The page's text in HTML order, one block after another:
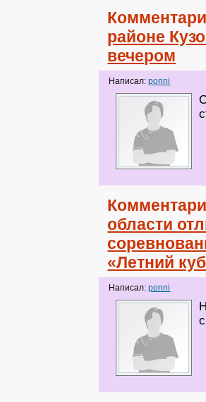
районе
вечером
Написал:ponni
области
«Летний
Написал:ponni